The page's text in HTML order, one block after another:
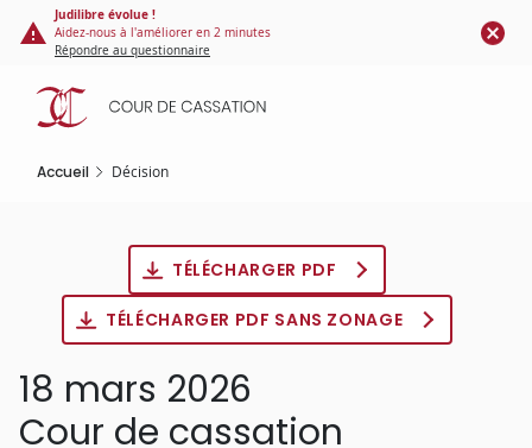
Panneau de gestion des cookies
contenu
principal
Judilibre évolue !
Aidez-nous à l'améliorer en 2 minutes
Répondre au questionnaire
Accueil Décision
TÉLÉCHARGER PDF
TÉLÉCHARGER PDF SANS ZONAGE
18 mars 2026
Cour de cassation